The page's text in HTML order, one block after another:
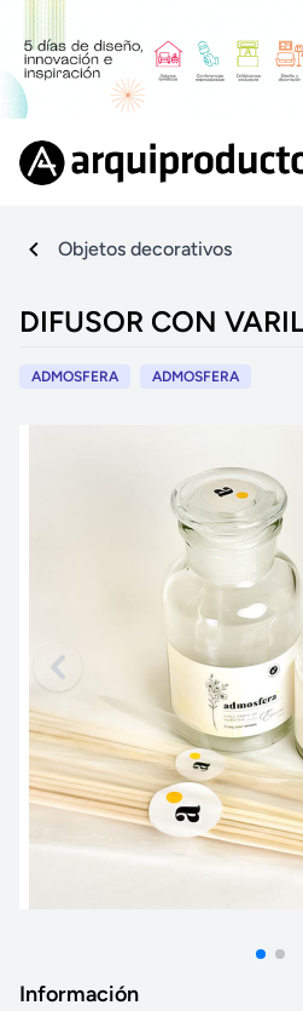
Objetos decorativos
DIFUSOR CON
ADMOSFERA ADMOSFERA
Información